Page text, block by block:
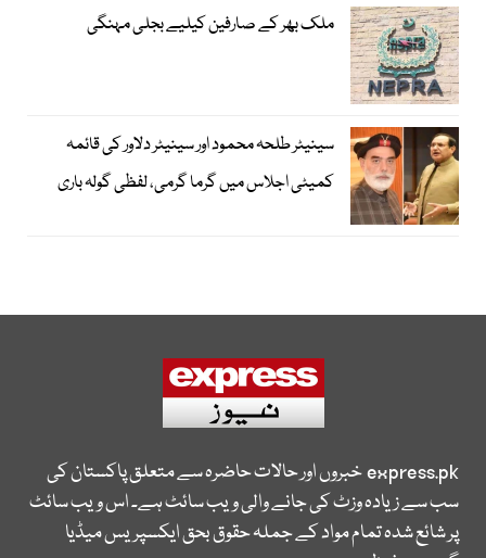
ملک بھر کے صارفین کیلیے بجلی مہنگی
سینیٹر طلحہ محمود اور سینیٹر دلاور کی قائمہ
کمیٹی اجلاس میں گرما گرمی، لفظی گولہ باری
express.pkخبروں اور حالات حاضرہ سے متعلق پاکستان کی
سب سے زیادہ وزٹ کی جانے والی ویب سائٹ ہے۔ اس ویب سائٹ
پر شائع شدہ تمام مواد کے جملہ حقوق بحق ایکسپریس میڈیا